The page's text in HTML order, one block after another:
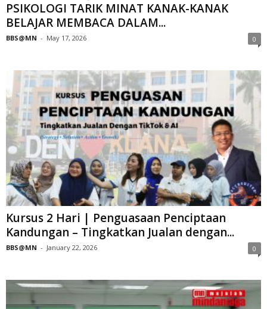
PSIKOLOGI TARIK MINAT KANAK-KANAK
BELAJAR MEMBACA DALAM...
BBS@MN - May 17, 2026 0
Kursus 2 Hari | Penguasaan Penciptaan
Kandungan – Tingkatkan Jualan dengan...
BBS@MN - January 22, 2026 0